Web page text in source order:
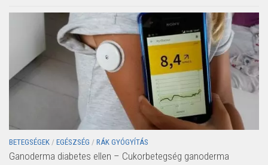
BETEGSÉGEK / EGÉSZSÉG / RÁK GYÓGYÍTÁS
Ganoderma diabetes ellen – Cukorbetegség ganoderma